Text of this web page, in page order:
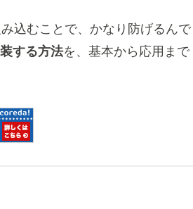
込むことで、かなり防げるんで
する方法を、基本から応用まで